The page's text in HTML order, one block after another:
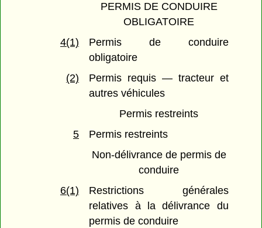
PERMIS DE CONDUIRE
OBLIGATOIRE
4(1)
Permis de conduire
obligatoire
(2)
Permis requis — tracteur et
autres véhicules
Permis restreints
5
Permis restreints
Non-délivrance de permis de
conduire
6(1)
Restrictions générales
relatives à la délivrance du
permis de conduire